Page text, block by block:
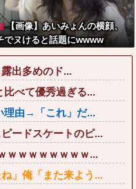
【画像】あいみょんの横顔、
でヌけると話題にwwww
出多めのド...
比べて優秀過ぎる...
理由→「これ」だ...
ードスケートのピ...
ｗｗｗｗｗｗｗｗ...
」俺「また来よう...